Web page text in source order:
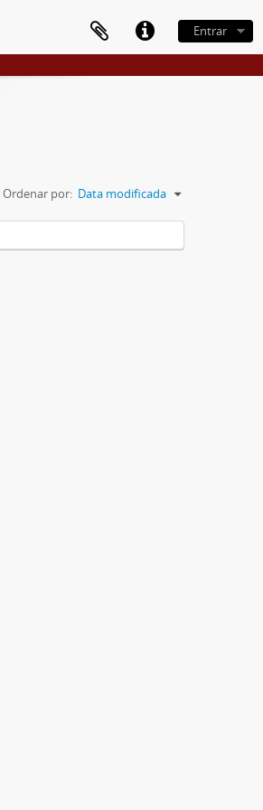
Entrar
Ordenar por: Data modificada